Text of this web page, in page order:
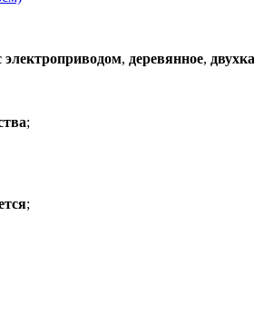
электроприводом, деревянное,
;
;